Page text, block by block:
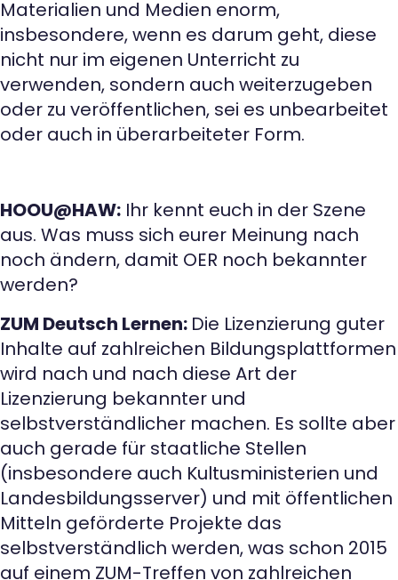
Materialien und Medien enorm,
insbesondere, wenn es darum geht, diese
nicht nur im eigenen Unterricht zu
verwenden, sondern auch weiterzugeben
oder zu veröffentlichen, sei es unbearbeitet
oder auch in überarbeiteter Form.
HOOU@HAW: Ihr kennt euch in der Szene
aus. Was muss sich eurer Meinung nach
noch ändern, damit OER noch bekannter
werden?
ZUM Deutsch Lernen: Die Lizenzierung guter
Inhalte auf zahlreichen Bildungsplattformen
wird nach und nach diese Art der
Lizenzierung bekannter und
selbstverständlicher machen. Es sollte aber
auch gerade für staatliche Stellen
(insbesondere auch Kultusministerien und
Landesbildungsserver) und mit öffentlichen
Mitteln geförderte Projekte das
selbstverständlich werden, was schon 2015
auf einem ZUM-Treffen von zahlreichen